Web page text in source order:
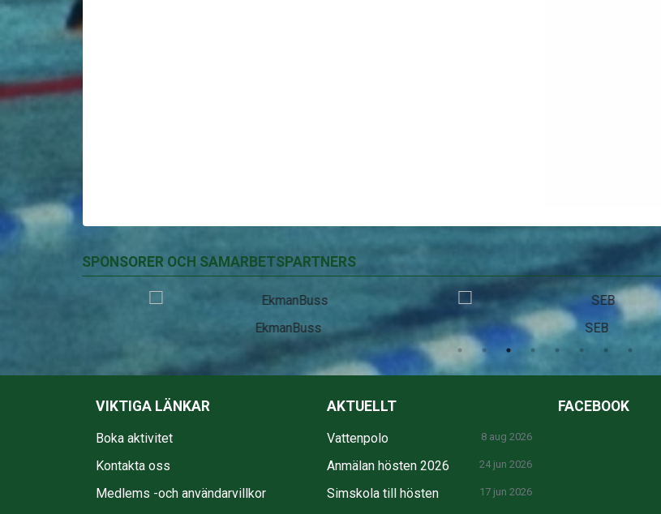
SPONSORER OCH SAMARBETSPARTNERS
EkmanBuss SEB
VIKTIGA LÄNKAR
Boka aktivitet
Kontakta oss
Medlems -och användarvillkor
AKTUELLT
Vattenpolo 8 aug 2026
Anmälan hösten 2026 24 jun 2026
Simskola till hösten 17 jun 2026
FACEBOOK